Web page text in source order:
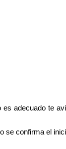
adecuado te
confirma el